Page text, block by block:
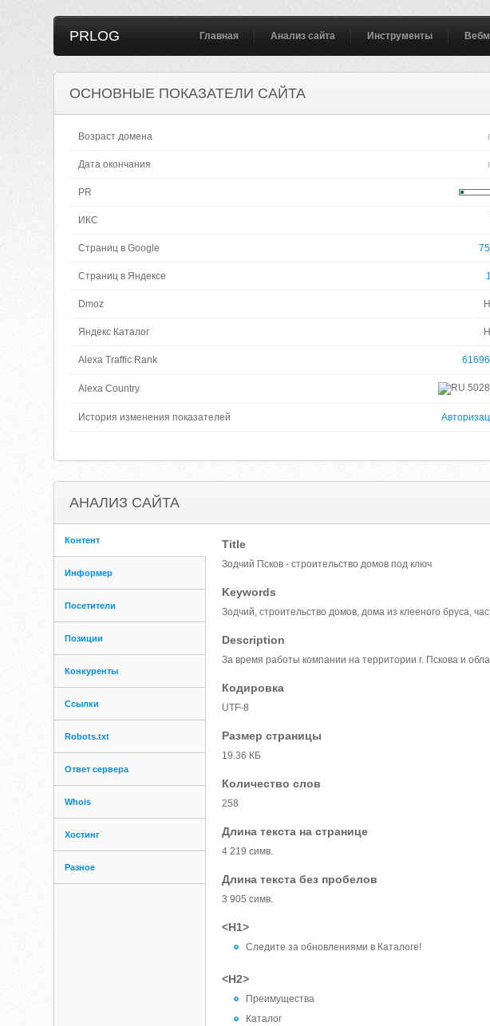
PRLOG Главная Анализ сайта Инструменты
ОСНОВНЫЕ ПОКАЗАТЕЛИ САЙТА
Возраст домена
Дата окончания
PR
ИКС
Страниц в Google
Страниц в Яндексе
Dmoz
Яндекс Каталог
Alexa Traffic Rank
Alexa Country
История изменения показателей
АНАЛИЗ САЙТА
Контент
Информер
Посетители
Позиции
Конкуренты
Ссылки
Robots.txt
Ответ сервера
Whois
Хостинг
Разное
Title
Зодчий Псков - строительство домов под ключ
Keywords
Зодчий, строительство домов, дома из клееного бруса,
Description
За время работы компании на территории г. Пскова и
Кодировка
UTF-8
Размер страницы
19.36 КБ
Количество слов
258
Длина текста на странице
4 219 симв.
Длина текста без пробелов
3 905 симв.
<H1>
Следите за обновлениями в Каталоге!
<H2>
Преимущества
Каталог